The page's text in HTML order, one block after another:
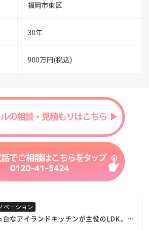
福岡市東区
30年
900万円(税込)
ベーション
白なアイランドキッチンが主役のLDK。